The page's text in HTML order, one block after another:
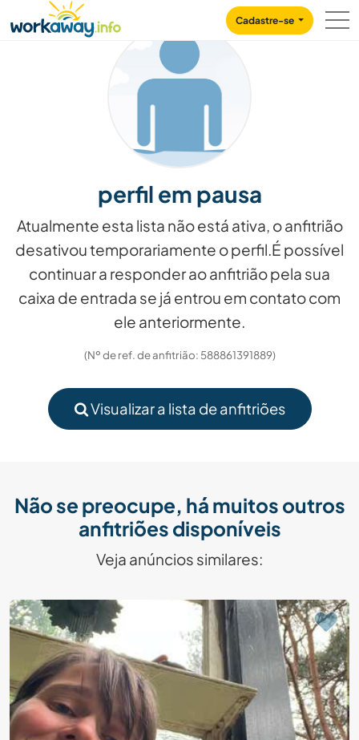
CONTENT
MAIN NAVIGATION
Cadastre-se
perfil em pausa
Atualmente esta lista não está ativa, o anfitrião
desativou temporariamente o perfil.É possível
continuar a responder ao anfitrião pela sua
caixa de entrada se já entrou em contato com
ele anteriormente.
(Nº de ref. de anfitrião: 588861391889)
Visualizar a lista de anfitriões
Não se preocupe, há muitos outros
anfitriões disponíveis
Veja anúncios similares: